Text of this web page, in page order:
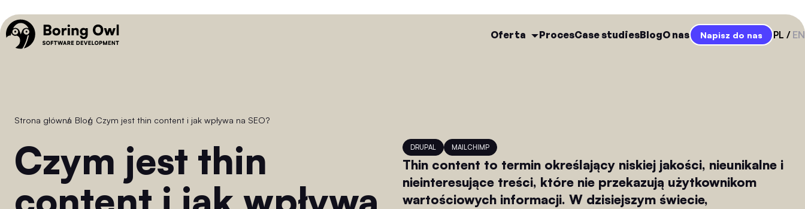
Oferta ProcesCase studiesBlogO nas Napisz do nas PL EN
Strona główna
/ Blog
/ Czym jest thin content i jak wpływa na SEO?
Czym jest thin
DRUPAL MAILCHIMP
Thin content to termin określający niskiej jakości, nieunikalne i
nieinteresujące treści, które nie przekazują użytkownikom
wartościowych informacji. W dzisiejszym świecie,